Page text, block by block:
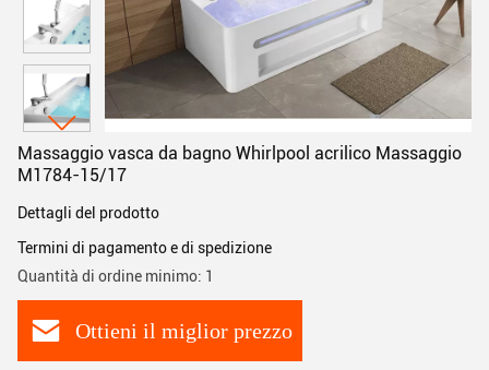
Massaggio vasca da bagno Whirlpool acrilico Massaggio
M1784-15/17
Dettagli del prodotto
Termini di pagamento e di spedizione
Quantità di ordine minimo: 1
Ottieni il miglior prezzo